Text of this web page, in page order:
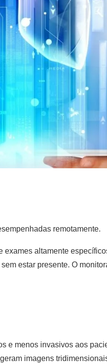
remotamente.
altamente
estar presente. O
e menos invasivos aos
imagens